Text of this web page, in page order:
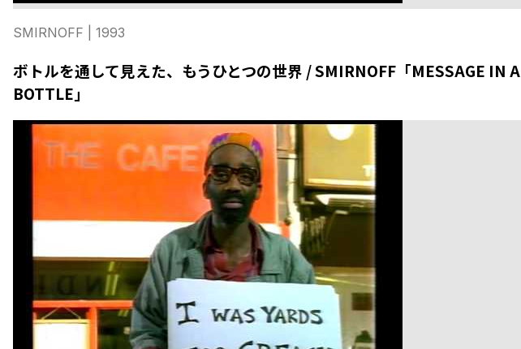
SMIRNOFF | 1993
ボトルを通して見えた、もうひとつの世界 / SMIRNOFF「MESSAGE IN A
BOTTLE」